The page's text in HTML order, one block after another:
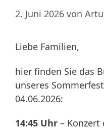
2. Juni 2026 von
Liebe Familien,
hier finden Sie das
unseres
04.06.2026:
14:45 Uhr – Konzert